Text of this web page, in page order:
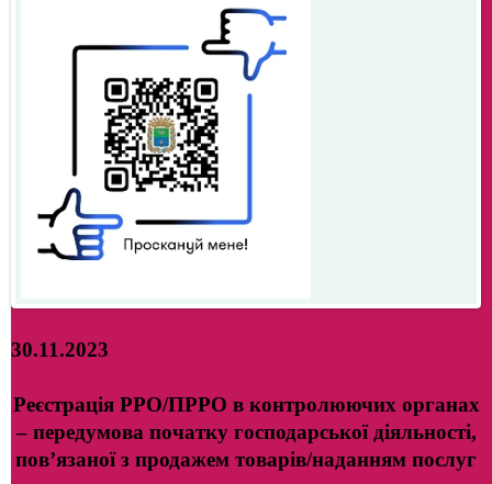
30.11.2023
Реєстрація РРО/ПРРО в контролюючих органах
– передумова початку господарської діяльності,
пов’язаної з продажем товарів/наданням послуг